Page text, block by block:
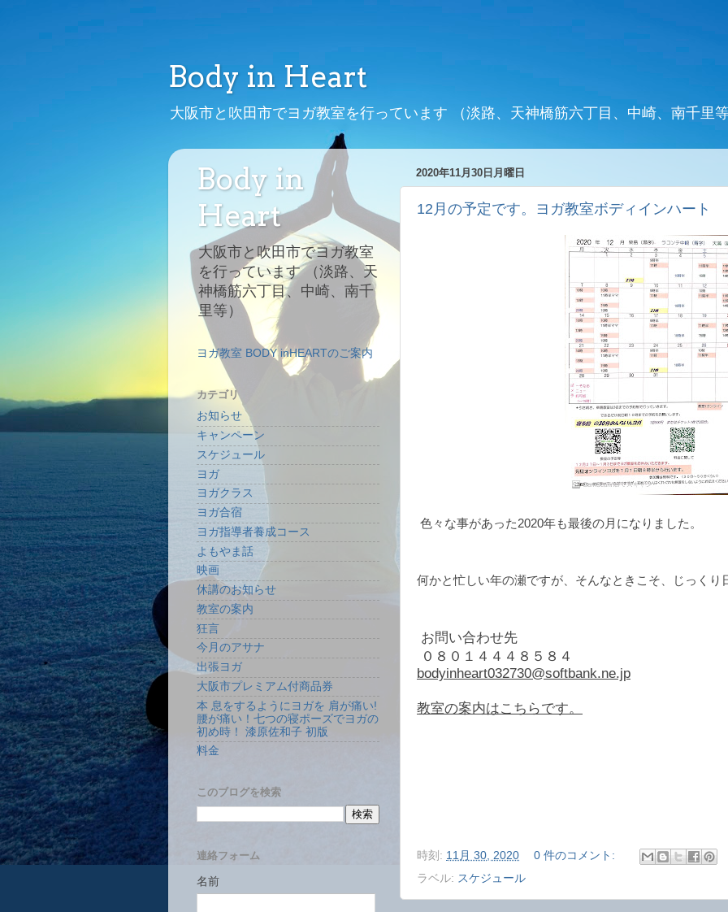
Body in Heart
大阪市と吹田市でヨガ教室を行っています （淡路、天神橋筋六丁目、中崎、南千里
2020年11月30日月曜日
12月の予定です。ヨガ教室ボディインハート
色々な事があった2020年も最後の月になりました。
何かと忙しい年の瀬ですが、そんなときこそ、じっくり
お問い合わせ先
０８０１４４４８５８４
bodyinheart032730@softbank.ne.jp
教室の案内はこちらです。
時刻: 11月 30, 2020
0 件のコメント:
ラベル: スケジュール
Body in
Heart
大阪市と吹田市でヨガ教室
を行っています （淡路、天
神橋筋六丁目、中崎、南千
里等）
ヨガ教室 BODY inHEARTのご案内
カテゴリ
お知らせ
キャンペーン
スケジュール
ヨガ
ヨガクラス
ヨガ合宿
ヨガ指導者養成コース
よもやま話
映画
休講のお知らせ
教室の案内
狂言
今月のアサナ
出張ヨガ
大阪市プレミアム付商品券
本 息をするようにヨガを 肩が痛い!
腰が痛い！七つの寝ポーズでヨガの
初め時！ 漆原佐和子 初版
料金
このブログを検索
連絡フォーム
名前